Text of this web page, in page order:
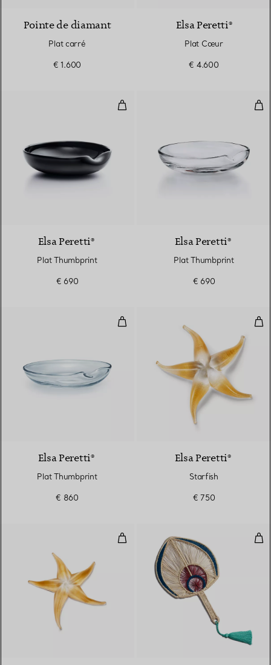
Pointe de diamant
Plat carré
€ 1.600
Elsa Peretti®
Plat Cœur
€ 4.600
Plat Thumbprint
Elsa Peretti®
Plat Thumbprint
€ 690
Elsa Peretti®
Plat Thumbprint
€ 690
Plat Thumbprint
Elsa Peretti®
Plat Thumbprint
€ 860
Elsa Peretti®
Starfish
€ 750
Starfish en verre de Venise